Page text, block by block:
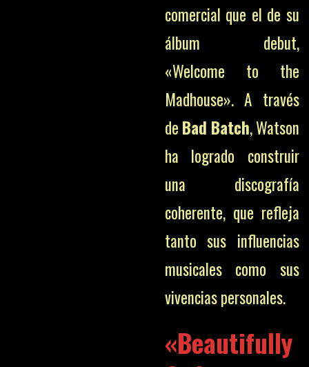
comercial que el de su
álbum debut,
«Welcome to the
Madhouse». A través
de Bad Batch, Watson
ha logrado construir
una discografía
coherente, que refleja
tanto sus influencias
musicales como sus
vivencias personales.
«Beautifully